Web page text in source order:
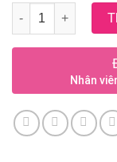
Số lượng
Nhân